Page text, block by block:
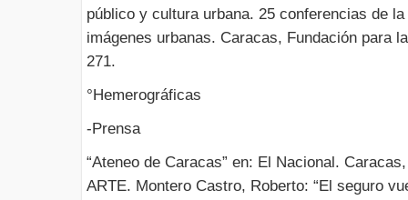
público y cultura urbana. 25 conferencias de
imágenes urbanas. Caracas, Fundación para
271.
°Hemerográficas
-Prensa
“Ateneo de Caracas” en: El Nacional.
ARTE. Montero Castro, Roberto: “El seguro